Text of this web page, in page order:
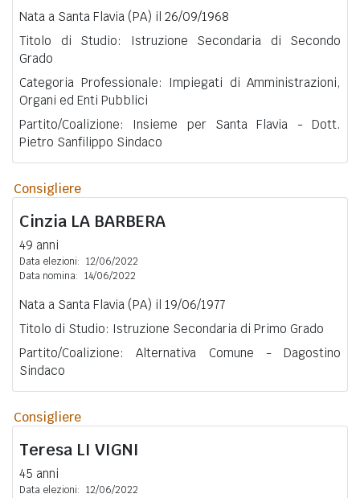
Nata a Santa Flavia (PA) il 26/09/1968
Titolo di Studio: Istruzione Secondaria di Secondo
Grado
Categoria Professionale: Impiegati di Amministrazioni,
Organi ed Enti Pubblici
Partito/Coalizione: Insieme per Santa Flavia - Dott.
Pietro Sanfilippo Sindaco
Consigliere
Cinzia LA BARBERA
49 anni
Data elezioni: 12/06/2022
Data nomina: 14/06/2022
Nata a Santa Flavia (PA) il 19/06/1977
Titolo di Studio: Istruzione Secondaria di Primo Grado
Partito/Coalizione: Alternativa Comune - Dagostino
Sindaco
Consigliere
Teresa LI VIGNI
45 anni
Data elezioni: 12/06/2022